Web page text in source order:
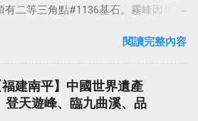
有二等三角點#1136基石。霧峰因早期
社所居之地的原住民族 阿罩霧社 ） 。
二等三角點，山頂附近遍植鳳梨及龍
頂雜草叢生，不過沿途的產業道路視
頂附近遍植鳳梨及龍眼樹，沿途的產
野佳，可近觀台灣三大惡地形之一的
閱讀完整內容
建南平】中國世界遺產
登天遊峰、臨九曲溪、品